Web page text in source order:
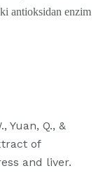
antioksidan enzim
Yuan, Q., &
of
and liver.